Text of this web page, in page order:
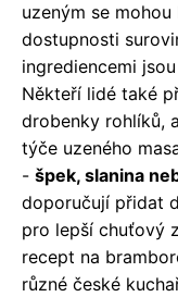
uzeným se
dostupnosti
ingrediencemi jsou
Někteří lidé také
drobenky rohlíků,
týče uzeného
- špek, slanina
doporučují přidat
pro lepší chuťový
recept na
různé české